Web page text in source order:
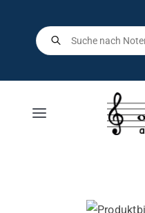
content
Products
search
Toggle